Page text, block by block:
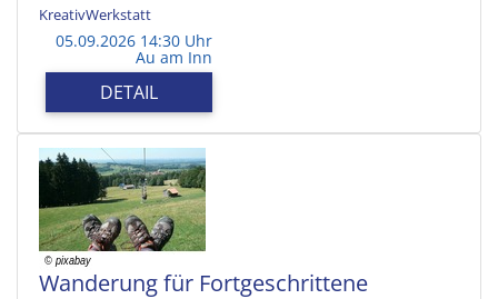
KreativWerkstatt
05.09.2026 14:30 Uhr
Au am Inn
DETAIL
Wanderung für Fortgeschrittene